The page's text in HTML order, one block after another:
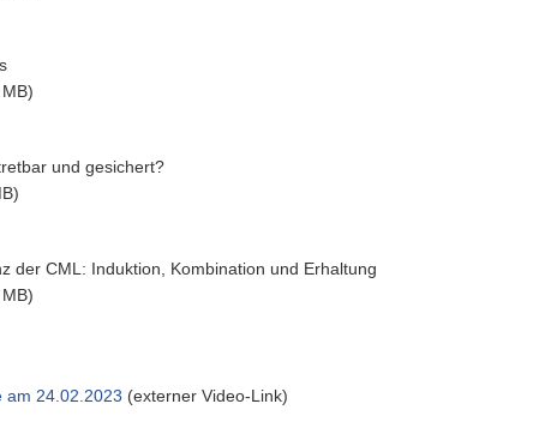
und gesichert?
der CML: Induktion, Kombination und Erhaltung
am 24.02.2023 (externer Video-Link)